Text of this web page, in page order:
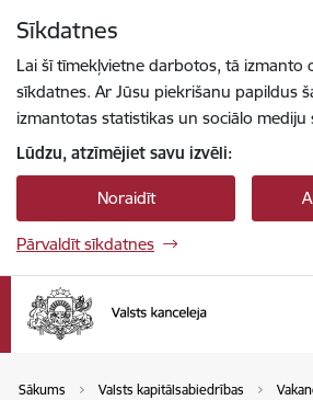
Sīkdatnes
Lai šī tīmekļvietne darbotos, tā izmanto
sīkdatnes. Ar Jūsu piekrišanu papildus
izmantotas statistikas un sociālo mediju
Lūdzu, atzīmējiet savu izvēli:
Noraidīt
Pārvaldīt sīkdatnes
Sākums Valsts kapitālsabiedrības